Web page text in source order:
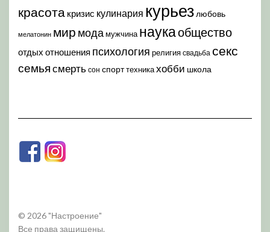
красота кризис кулинария курьез любовь
мелатонин мир модамужчина наукаобщество
отдых отношения психология религия свадьба секс
семья смерть сон спорттехникахобби школа
© 2026 "Настроение"
Все права защищены.